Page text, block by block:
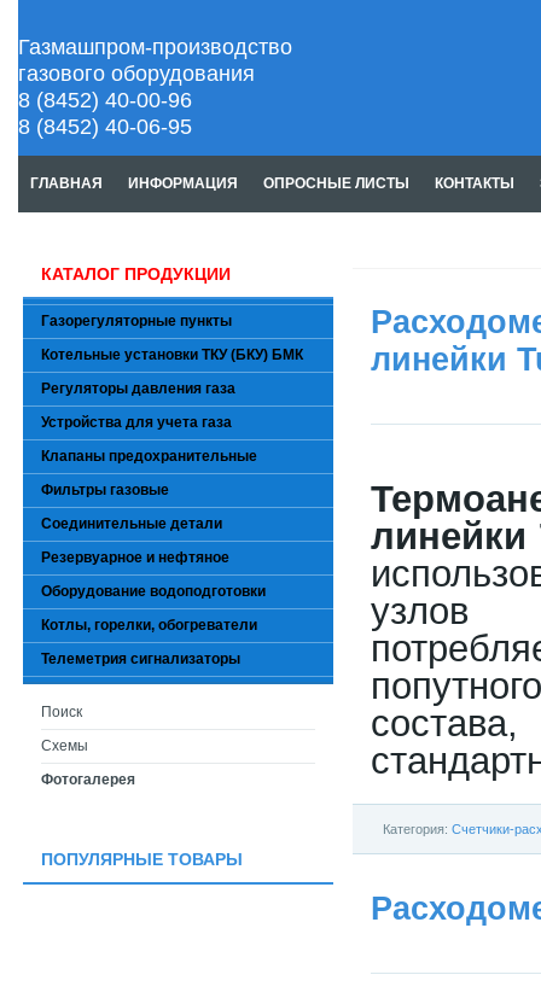
Газмашпром-производство
газового оборудования
8 (8452) 40-00-96
8 (8452) 40-06-95
ГЛАВНАЯ ИНФОРМАЦИЯ ОПРОСНЫЕ ЛИСТЫ КОНТАКТЫ
линейки
линейки
узлов
Категория: Счетчики-
КАТАЛОГ ПРОДУКЦИИ
Газорегуляторные пункты
Котельные установки ТКУ (БКУ) БМК
Регуляторы давления газа
Устройства для учета газа
Клапаны предохранительные
Фильтры газовые
Соединительные детали
Резервуарное и нефтяное
Оборудование водоподготовки
Котлы, горелки, обогреватели
Телеметрия сигнализаторы
Поиск
Схемы
Фотогалерея
ПОПУЛЯРНЫЕ ТОВАРЫ